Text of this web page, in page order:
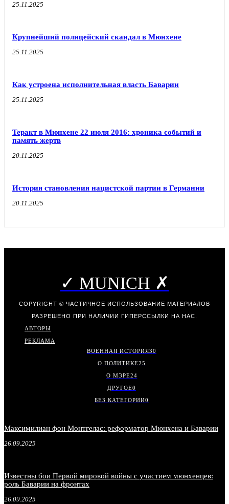
25.11.2025
Крупнейший полицейский скандал в Мюнхене
25.11.2025
Как устроена исполнительная власть Баварии
25.11.2025
Теракт в Мюнхене 22 июля 2016: хроника событий и
память жертв
20.11.2025
История становления нацистской партии в Германии
20.11.2025
✓ MUNICH ✗
COPYRIGHT © ЧАСТИЧНОЕ ИСПОЛЬЗОВАНИЕ МАТЕРИАЛОВ
РАЗРЕШЕНО ПРИ НАЛИЧИИ ГИПЕРССЫЛКИ НА НАС.
АВТОРЫ
РЕКЛАМА
ВОЕННАЯ ИСТОРИЯ30
О ПОЛИТИКЕ25
О МЭРЕ24
ДРУГОЕ0
БЕЗ КАТЕГОРИИ0
Максимилиан фон Монтгелас: реформатор Мюнхена и Баварии
26.09.2025
Известны бои Первой мировой войны с участием мюнхенцев:
роль Баварии на фронтах
26.09.2025